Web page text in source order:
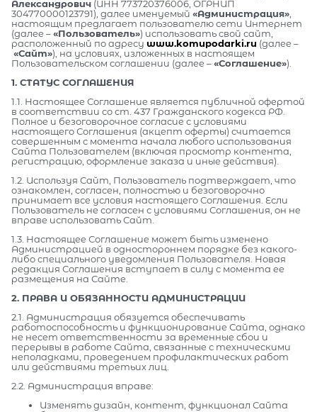
Александрович (ИНН 773720376006, ОГРНИП
304770000123791), далее именуемый «Администрация»
настоящим предлагает пользователю сети Интернет
(далее –«Пользователь») использовать свой сайт,
расположенный по адресу www.komupodarki.ru (далее –
«Сайт»), на условиях, изложенных в настоящем
Пользовательском соглашении (далее –«Соглашение»).
1. СТАТУС СОГЛАШЕНИЯ
1.1. Настоящее Соглашение является публичной офертой
в соответствии со ст. 437 Гражданского кодекса РФ.
Полное и безоговорочное согласие с условиями
настоящего Соглашения (акцепт оферты) считается
совершенным с момента начала любого использования
Сайта Пользователем (включая просмотр контента,
регистрацию, оформление заказа и иные действия).
1.2. Используя Сайт, Пользователь подтверждает, что
ознакомлен, согласен, полностью и безоговорочно
принимает все условия настоящего Соглашения. Если
Пользователь не согласен с условиями Соглашения, он не
вправе использовать Сайт.
1.3. Настоящее Соглашение может быть изменено
Администрацией в одностороннем порядке без какого-
либо специального уведомления Пользователя. Новая
редакция Соглашения вступает в силу с момента ее
размещения на Сайте.
2. ПРАВА И ОБЯЗАННОСТИ АДМИНИСТРАЦИИ
2.1. Администрация обязуется обеспечивать
работоспособность и функционирование Сайта, однако
не несет ответственности за временные сбои и
перерывы в работе Сайта, связанные с техническими
неполадками, проведением профилактических работ
или действиями третьих лиц.
2.2. Администрация вправе:
Изменять дизайн, контент, функционал Сайта